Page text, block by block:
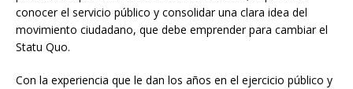
conocer el servicio público y consolidar una clara idea del
movimiento ciudadano, que debe emprender para cambiar el
Statu Quo.
Con la experiencia que le dan los años en el ejercicio público y